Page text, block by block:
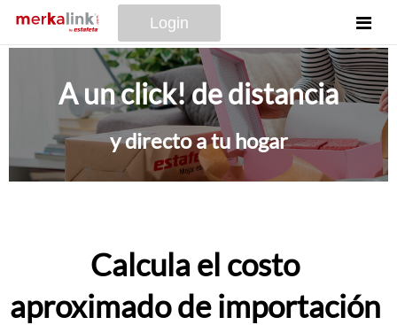
Login
A un click! de distancia
y directo a tu hogar
Calcula el costo
aproximado de importación